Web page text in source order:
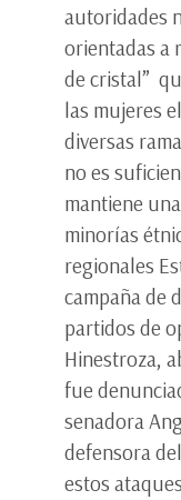
autoridades
orientadas a
de cristal”
las mujeres
diversas
no es
mantiene
minorías
regionales
campaña de
partidos de
Hinestroza,
fue
senadora
defensora
estos